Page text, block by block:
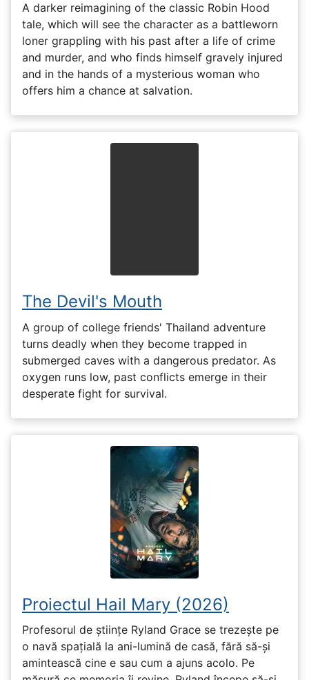
A darker reimagining of the classic Robin Hood
tale, which will see the character as a battleworn
loner grappling with his past after a life of crime
and murder, and who finds himself gravely injured
and in the hands of a mysterious woman who
offers him a chance at salvation.
The Devil's Mouth
A group of college friends' Thailand adventure
turns deadly when they become trapped in
submerged caves with a dangerous predator. As
oxygen runs low, past conflicts emerge in their
desperate fight for survival.
Proiectul Hail Mary (2026)
Profesorul de științe Ryland Grace se trezește pe
o navă spațială la ani-lumină de casă, fără să-și
amintească cine e sau cum a ajuns acolo. Pe